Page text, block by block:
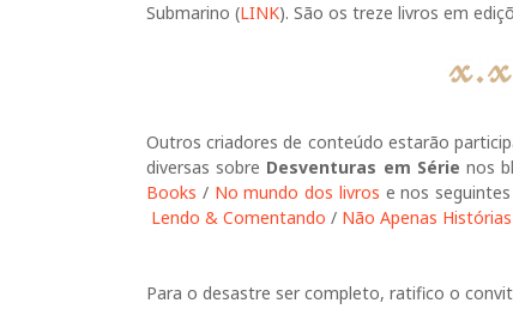
Submarino (LINK). São os treze livros em
Outros criadores de conteúdo estarão
diversas sobre Desventuras em Série nos
Books / No mundo dos livros e nos
Lendo & Comentando / Não Apenas Histórias
Para o desastre ser completo, ratifico o